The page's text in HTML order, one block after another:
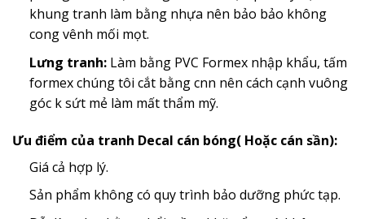
khung tranh làm bằng nhựa nên bảo bảo không
cong vênh mối mọt.
Lưng tranh:Làm bằng PVC Formex nhập khẩu, tấm
formex chúng tôi cắt bằng cnn nên cách cạnh vuông
góc k sứt mẻ làm mất thẩm mỹ.
Ưu điểm của tranh Decal cán bóng( Hoặc cán sần):
Giá cả hợp lý.
Sản phẩm không có quy trình bảo dưỡng phức tạp.